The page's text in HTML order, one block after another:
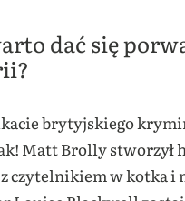
dać się
brytyjskiego
Matt Brolly stworzył
czytelnikiem w kotka i